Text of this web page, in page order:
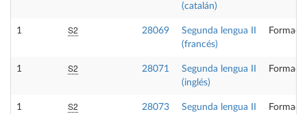
(catalán)
1 S2 28069
Segunda lengua II
(francés)
1 S2 28071
Segunda lengua II
(inglés)
1 S2 28073
Segunda lengua II